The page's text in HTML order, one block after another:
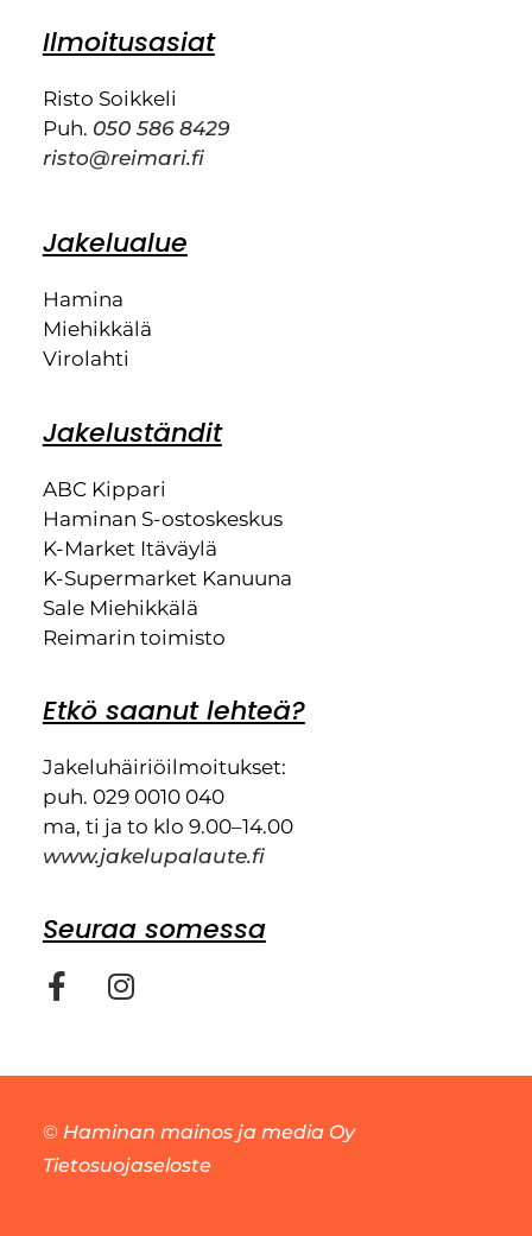
Ilmoitusasiat
Risto Soikkeli
Puh. 050 586 8429
risto@reimari.fi
Jakelualue
Hamina
Miehikkälä
Virolahti
Jakeluständit
ABC Kippari
Haminan S-ostoskeskus
K-Market Itäväylä
K-Supermarket Kanuuna
Sale Miehikkälä
Reimarin toimisto
Etkö saanut lehteä?
Jakeluhäiriöilmoitukset:
puh. 029 0010 040
ma, ti ja to klo 9.00–14.00
www.jakelupalaute.fi
Seuraa somessa
© Haminan mainos ja media Oy
Tietosuojaseloste